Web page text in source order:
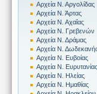
Αρχεία Ν. Αργολίδας
Αρχεία Ν. Άρτας
Αρχεία Ν. Αχαΐας
Αρχεία Ν. Γρεβενών
Αρχεία Ν. Δράμας
Αρχεία Ν.
Αρχεία Ν. Ευβοίας
Αρχεία Ν. Ευρυτανίας
Αρχεία Ν. Ηλείας
Αρχεία Ν. Ημαθίας